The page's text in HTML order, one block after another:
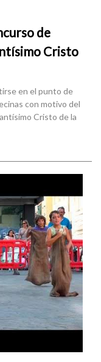
de
Cristo
en el punto de
con motivo del
Cristo de la